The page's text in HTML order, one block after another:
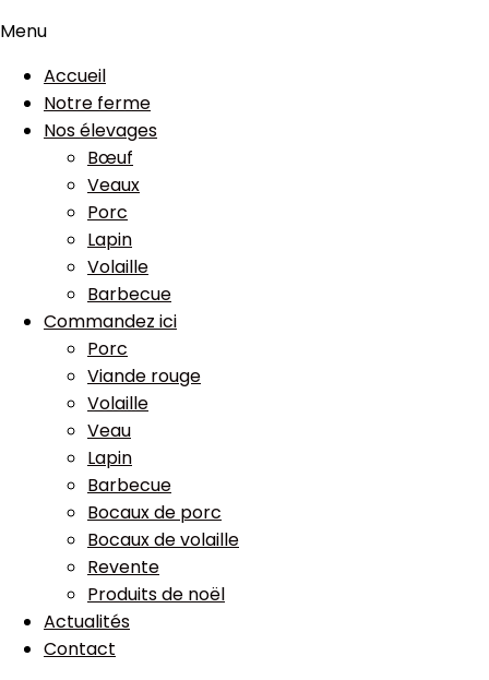
Menu
Accueil
Notre ferme
Nos élevages
Bœuf
Veaux
Porc
Lapin
Volaille
Barbecue
Commandez ici
Porc
Viande rouge
Volaille
Veau
Lapin
Barbecue
Bocaux de porc
Bocaux de volaille
Revente
Produits de noël
Actualités
Contact